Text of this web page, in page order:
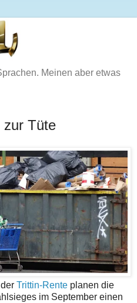
Meinen aber etwas
zur Tüte
Trittin-Rente planen die
im September einen